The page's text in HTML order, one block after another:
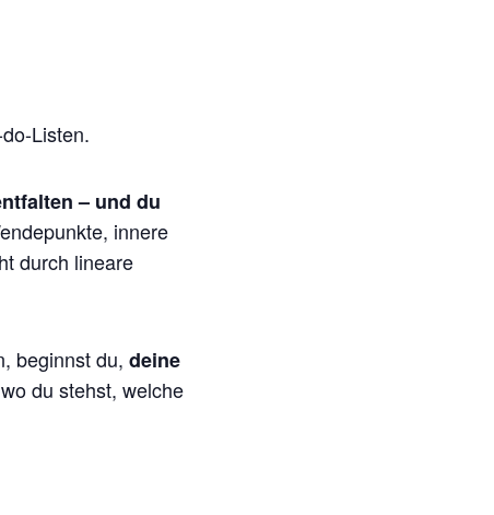
Listen.
– und du
innere
durch lineare
beginnst du, deine
du stehst, welche